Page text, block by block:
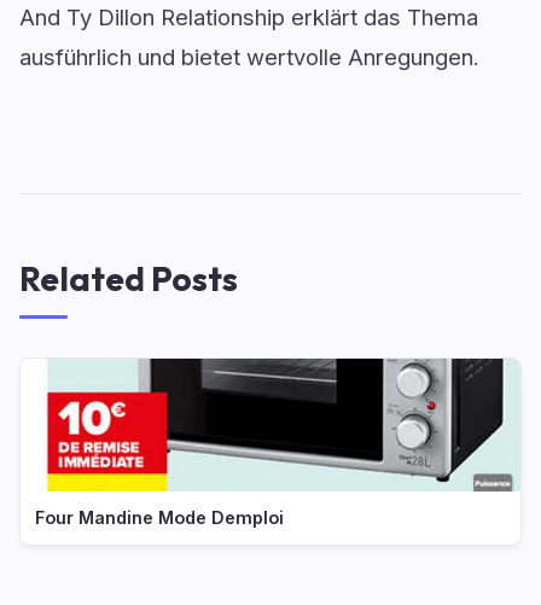
And Ty Dillon Relationship erklärt das Thema
ausführlich und bietet wertvolle Anregungen.
Related Posts
Four Mandine Mode Demploi